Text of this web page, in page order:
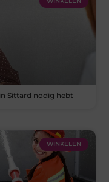
Sittard nodig hebt
WINKELEN